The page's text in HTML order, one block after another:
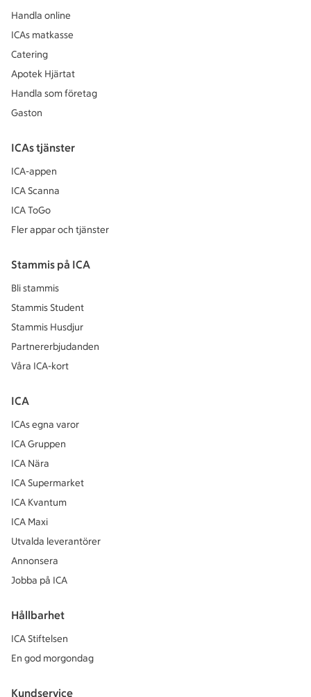
Handla online
ICAs matkasse
Catering
Apotek Hjärtat
Handla som företag
Gaston
ICAs tjänster
ICA-appen
ICA Scanna
ICA ToGo
Fler appar och tjänster
Stammis på ICA
Bli stammis
Stammis Student
Stammis Husdjur
Partnererbjudanden
Våra ICA-kort
ICA
ICAs egna varor
ICA Gruppen
ICA Nära
ICA Supermarket
ICA Kvantum
ICA Maxi
Utvalda leverantörer
Annonsera
Jobba på ICA
Hållbarhet
ICA Stiftelsen
En god morgondag
Kundservice